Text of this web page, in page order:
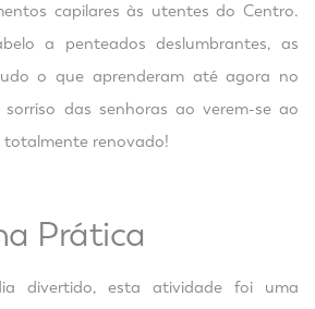
capilares às utentes do Centro.
a penteados deslumbrantes, as
o que aprenderam até agora no
das senhoras ao verem-se ao
totalmente renovado!
Prática
divertido, esta atividade foi uma